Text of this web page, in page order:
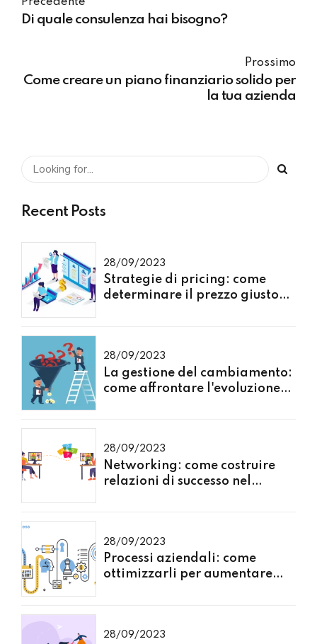
Di quale consulenza hai bisogno?
Prossimo
Come creare un piano finanziario solido per
la tua azienda
Recent Posts
28/09/2023
Strategie di pricing: come
determinare il prezzo giusto
28/09/2023
La gestione del cambiamento:
come affrontare l'evoluzione
28/09/2023
Networking: come costruire
relazioni di successo nel
28/09/2023
Processi aziendali: come
ottimizzarli per aumentare
28/09/2023